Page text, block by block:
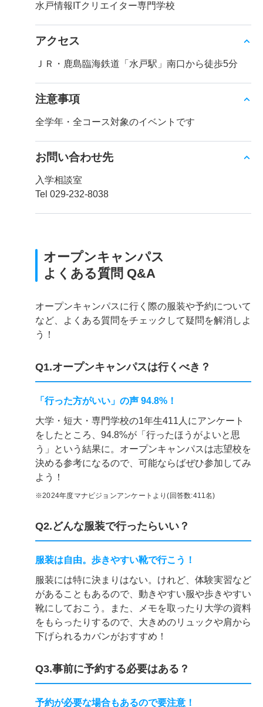
水戸情報ITクリエイター専門学校
アクセス
ＪＲ・鹿島臨海鉄道「水戸駅」南口から徒歩5分
注意事項
全学年・全コース対象のイベントです
お問い合わせ先
入学相談室
Tel 029-232-8038
オープンキャンパス
よくある質問 Q&A
オープンキャンパスに行く際の服装や予約について
など、よくある質問をチェックして疑問を解消しよ
う！
Q1.オープンキャンパスは行くべき？
「行った方がいい」の声 94.8%！
大学・短大・専門学校の1年生411人にアンケート
をしたところ、94.8%が「行ったほうがよいと思
う」という結果に。オープンキャンパスは志望校を
決める参考になるので、可能ならばぜひ参加してみ
よう！
※2024年度マナビジョンアンケートより(回答数:411名)
Q2.どんな服装で行ったらいい？
服装は自由。歩きやすい靴で行こう！
服装には特に決まりはない。けれど、体験実習など
があることもあるので、動きやすい服や歩きやすい
靴にしておこう。また、メモを取ったり大学の資料
をもらったりするので、大きめのリュックや肩から
下げられるカバンがおすすめ！
Q3.事前に予約する必要はある？
予約が必要な場合もあるので要注意！